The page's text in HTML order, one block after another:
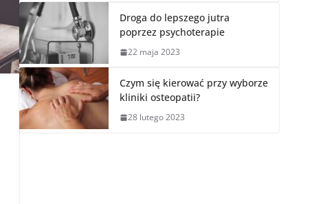
Droga do lepszego jutra
poprzez psychoterapie
22 maja 2023
Czym się kierować przy wyborze
kliniki osteopatii?
28 lutego 2023